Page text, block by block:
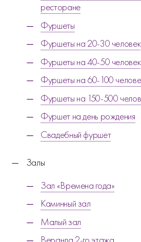
ресторане
Фуршеты
Фуршеты на 20-30 человек
Фуршеты на 40-50 человек
Фуршеты на 60-100
Фуршеты на 150-500
Фуршет на день рождения
Свадебный фуршет
Залы
Зал «Времена года»
Каминный зал
Малый зал